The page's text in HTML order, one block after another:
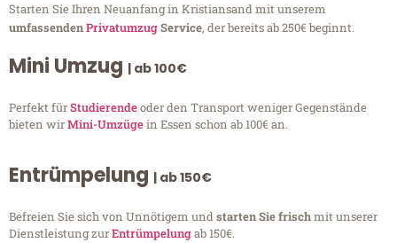
Starten Sie Ihren Neuanfang in Kristiansand mit unserem
umfassendenPrivatumzugService, der bereits ab 250€ beginnt.
Mini Umzug | ab 100€
Perfekt fürStudierendeoder den Transport weniger Gegenstände
bieten wirMini-Umzügein Essen schon ab 100€ an.
Entrümpelung | ab 150€
Befreien Sie sich von Unnötigem undstarten Sie frischmit unserer
Dienstleistung zurEntrümpelungab 150€.